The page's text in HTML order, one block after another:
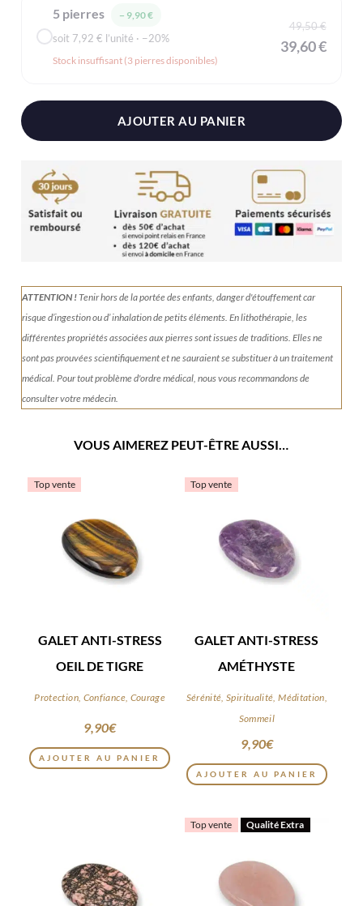
5 pierres − 9,90 €
soit 7,92 € l’unité · −20%
Stock insuffisant (3 pierres disponibles)
49,50 €
39,60 €
AJOUTER AU PANIER
ATTENTION !Tenirhors de la portée des enfants, danger d'étouffement car
risque d’ingestion ou d’ inhalation de petits éléments.En lithothérapie, les
différentes propriétés associées aux pierres sont issues de traditions. Elles ne
sont pas prouvées scientifiquement et ne sauraient se substituer à un traitement
médical. Pour tout problème d'ordre médical, nous vous recommandons de
consulter votre médecin.
VOUS AIMEREZ PEUT-ÊTRE AUSSI…
Top vente
GALET ANTI-STRESS
OEIL DE TIGRE
Protection, Confiance, Courage
9,90€
AJOUTER AU PANIER
Top vente
GALET ANTI-STRESS
AMÉTHYSTE
Sérénité, Spiritualité, Méditation,
Sommeil
9,90€
AJOUTER AU PANIER
Top vente Qualité Extra